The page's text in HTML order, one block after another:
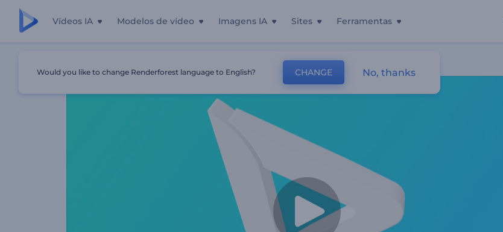
Vídeos IA Modelos de vídeo Imagens IA Sites Ferramentas
Would you like to change Renderforest language to English? CHANGE No, thanks